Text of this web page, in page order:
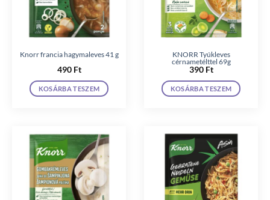
Knorr francia hagymaleves 41 g
490 Ft
KOSÁRBA TESZEM
KNORR Tyúkleves
cérnametélttel 69g
390 Ft
KOSÁRBA TESZEM